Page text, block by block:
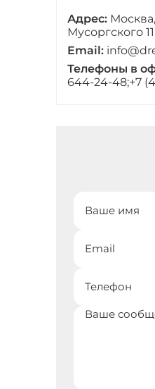
Адрес:
Мусоргского
Email:
Телефоны в
644-24-48;+7